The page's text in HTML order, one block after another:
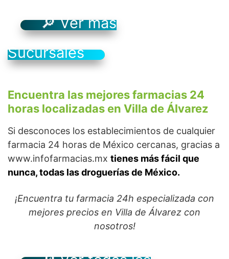
🔎 Ver más
Sucursales
Encuentra las mejores farmacias 24
horas localizadas en Villa de Álvarez
Si desconoces los establecimientos de cualquier
farmacia 24 horas de México cercanas, gracias a
www.infofarmacias.mx tienes más fácil que
nunca, todas las droguerías de México.
¡Encuentra tu farmacia 24h especializada con
mejores precios en Villa de Álvarez con
nosotros!